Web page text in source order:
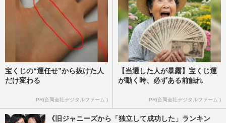
宝くじの“運任せ”から抜けた人
だけ変わる
PR(合同会社デジタルファーム )
【当選した人が暴露】宝くじ運
が動く時、必ずある前触れ
PR(合同会社デジタルファーム )
《旧ジャニーズから「独立して成功した」ランキン